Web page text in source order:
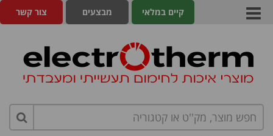
צור קשר מבצעים קיים במלאי